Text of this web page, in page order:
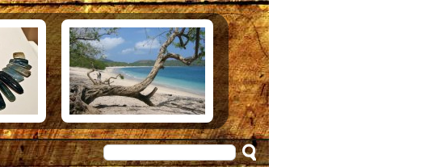
Alloggiare in Costarica
Arrivare in Costarica
Cosa vedere
Attrazioni principali
Ecoturismo
Eventi e appuntamenti
Isole
Parchi Nazionali
Spiagge
Documenti di viaggio
I trasporti interni